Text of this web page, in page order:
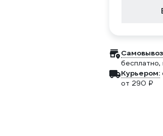
бесплатно,
Курьером:
от 290 ₽